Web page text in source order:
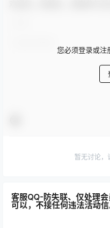
您必须登录或注
暂无讨论，
客服QQ-防失联、仅处理
可以，不接任何违法活动